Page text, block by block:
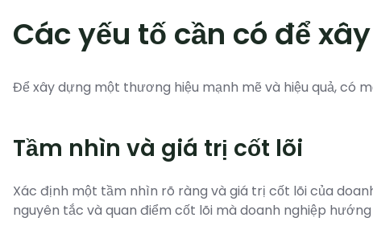
Các yếu tố cần có để
Để xây dựng một thương hiệu mạnh mẽ và hiệu quả, có
Tầm nhìn và giá trị cốt lõi
Xác định một tầm nhìn rõ ràng và giá trị cốt lõi của
nguyên tắc và quan điểm cốt lõi mà doanh nghiệp hướng